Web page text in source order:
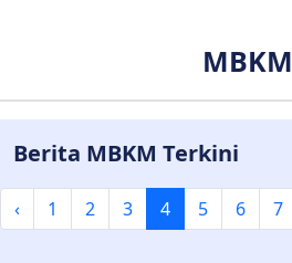
MBKM
Berita MBKM Terkini
‹ 1 2 3 4 5 6 7